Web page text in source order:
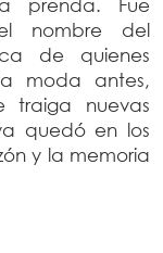
prenda. Fue
nombre del
de quienes
moda antes,
traiga nuevas
quedó en los
y la memoria